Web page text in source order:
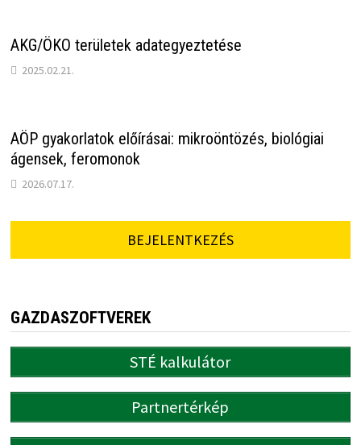
AKG/ÖKO területek adategyeztetése
2025.02.21.
AÖP gyakorlatok előírásai: mikroöntözés, biológiai
ágensek, feromonok
2026.07.17.
BEJELENTKEZÉS
GAZDASZOFTVEREK
STÉ kalkulátor
Partnertérkép